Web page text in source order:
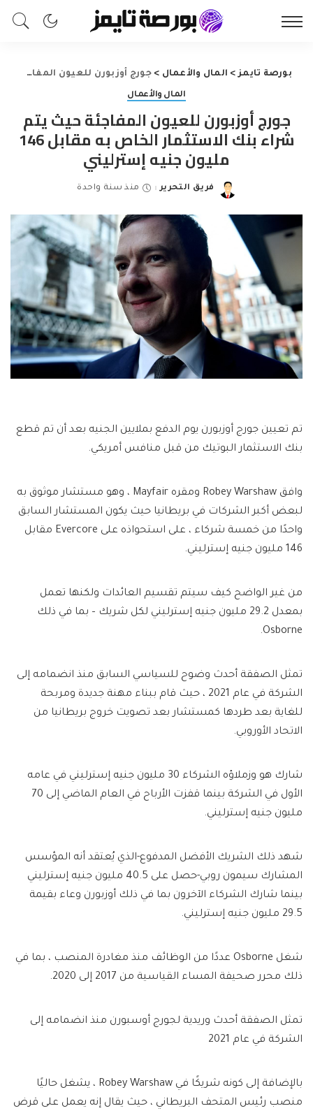
بورصة تايمز> المال والأعمال >جورج أوزبورن للعيون المفاجئة حيث يتم شراء بنك الاستثمار الخاص به مقابل 146 مليون جنيه إسترليني
المال والأعمال
جورج أوزبورن للعيون المفاجئة حيث يتم
شراء بنك الاستثمار الخاص به مقابل 146
مليون جنيه إسترليني
Posted
فريق التحرير منذ سنة واحدة
تم تعيين جورج أوزبورن يوم الدفع بملايين الجنيه بعد أن تم قطع
بنك الاستثمار البوتيك من قبل منافس أمريكي.
وافق Robey Warshaw ومقره Mayfair ، وهو مستشار موثوق به
لبعض أكبر الشركات في بريطانيا حيث يكون المستشار السابق
واحدًا من خمسة شركاء ، على استحواذه على Evercore مقابل
146 مليون جنيه إسترليني.
من غير الواضح كيف سيتم تقسيم العائدات ولكنها تعمل
بمعدل 29.2 مليون جنيه إسترليني لكل شريك – بما في ذلك
Osborne.
تمثل الصفقة أحدث وضوح للسياسي السابق منذ انضمامه إلى
الشركة في عام 2021 ، حيث قام ببناء مهنة جديدة ومربحة
للغاية بعد طردها كمستشار بعد تصويت خروج بريطانيا من
الاتحاد الأوروبي.
شارك هو وزملاؤه الشركاء 30 مليون جنيه إسترليني في عامه
الأول في الشركة بينما قفزت الأرباح في العام الماضي إلى 70
مليون جنيه إسترليني.
شهد ذلك الشريك الأفضل المدفوع-الذي يُعتقد أنه المؤسس
المشارك سيمون روبي-حصل على 40.5 مليون جنيه إسترليني
بينما شارك الشركاء الآخرون بما في ذلك أوزبورن وعاء بقيمة
29.5 مليون جنيه إسترليني.
شغل Osborne عددًا من الوظائف منذ مغادرة المنصب ، بما في
ذلك محرر صحيفة المساء القياسية من 2017 إلى 2020.
تمثل الصفقة أحدث وريدية لجورج أوسبورن منذ انضمامه إلى
الشركة في عام 2021
بالإضافة إلى كونه شريكًا في Robey Warshaw ، يشغل حاليًا
منصب رئيس المتحف البريطاني ، حيث يقال إنه يعمل على قرض